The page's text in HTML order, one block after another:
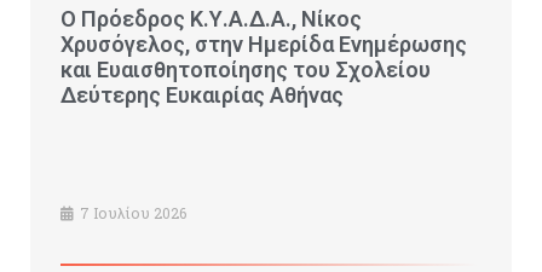
Ο Πρόεδρος Κ.Υ.Α.Δ.Α., Νίκος
Χρυσόγελος, στην Ημερίδα Ενημέρωσης
και Ευαισθητοποίησης του Σχολείου
Δεύτερης Ευκαιρίας Αθήνας
7 Ιουλίου 2026